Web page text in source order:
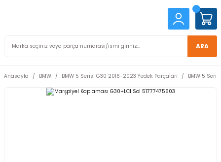
ARA
Anasayfa BMW BMW 5 Serisi G30 2016-2023 Yedek Parçaları BMW 5